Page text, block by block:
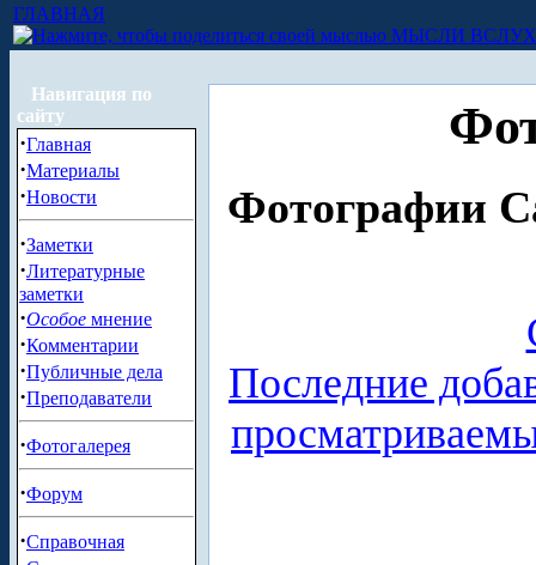
ГЛАВНАЯ
МЫСЛИ ВСЛУХ
Навигация по
сайту
·Главная
·Материалы
·Новости
·Заметки
·Литературные
заметки
·Особое мнение
·Комментарии
·Публичные дела
·Преподаватели
·Фотогалерея
·Форум
·Справочная
Фотографии
Последние